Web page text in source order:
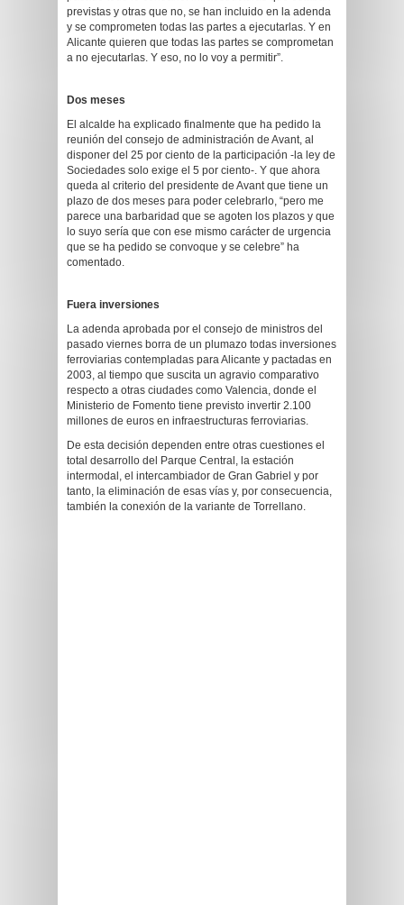
previstas y otras que no, se han incluido en la adenda
y se comprometen todas las partes a ejecutarlas. Y en
Alicante quieren que todas las partes se comprometan
a no ejecutarlas. Y eso, no lo voy a permitir”.
Dos meses
El alcalde ha explicado finalmente que ha pedido la
reunión del consejo de administración de Avant, al
disponer del 25 por ciento de la participación -la ley de
Sociedades solo exige el 5 por ciento-. Y que ahora
queda al criterio del presidente de Avant que tiene un
plazo de dos meses para poder celebrarlo, “pero me
parece una barbaridad que se agoten los plazos y que
lo suyo sería que con ese mismo carácter de urgencia
que se ha pedido se convoque y se celebre” ha
comentado.
Fuera inversiones
La adenda aprobada por el consejo de ministros del
pasado viernes borra de un plumazo todas inversiones
ferroviarias contempladas para Alicante y pactadas en
2003, al tiempo que suscita un agravio comparativo
respecto a otras ciudades como Valencia, donde el
Ministerio de Fomento tiene previsto invertir 2.100
millones de euros en infraestructuras ferroviarias.
De esta decisión dependen entre otras cuestiones el
total desarrollo del Parque Central, la estación
intermodal, el intercambiador de Gran Gabriel y por
tanto, la eliminación de esas vías y, por consecuencia,
también la conexión de la variante de Torrellano.